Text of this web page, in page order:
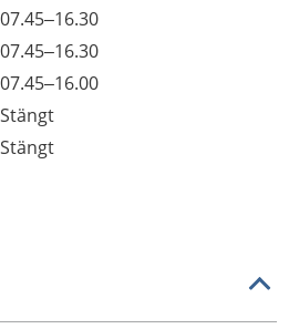
07.45–16.30
07.45–16.30
07.45–16.00
Stängt
Stängt